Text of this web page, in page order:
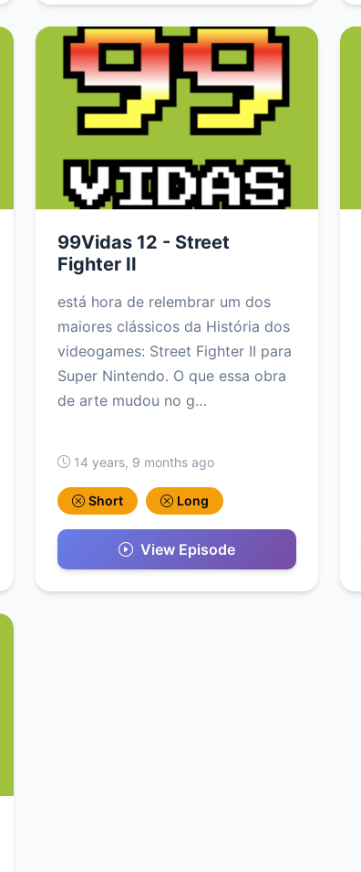
99Vidas 12 - Street
Fighter II
está hora de relembrar um dos
maiores clássicos da História dos
videogames: Street Fighter II para
Super Nintendo. O que essa obra
de arte mudou no g…
14 years, 9 months ago
Short Long
View Episode